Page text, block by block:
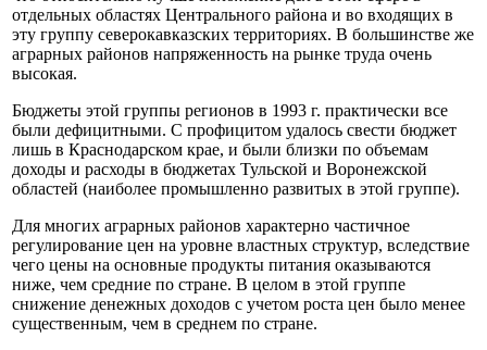
отдельных областях Центрального района и во входящих в
эту группу северокавказских территориях. В большинстве же
аграрных районов напряженность на рынке труда очень
высокая.
Бюджеты этой группы регионов в 1993 г. практически все
были дефицитными. С профицитом удалось свести бюджет
лишь в Краснодарском крае, и были близки по объемам
доходы и расходы в бюджетах Тульской и Воронежской
областей (наиболее промышленно развитых в этой группе).
Для многих аграрных районов характерно частичное
регулирование цен на уровне властных структур, вследствие
чего цены на основные продукты питания оказываются
ниже, чем средние по стране. В целом в этой группе
снижение денежных доходов с учетом роста цен было менее
существенным, чем в среднем по стране.